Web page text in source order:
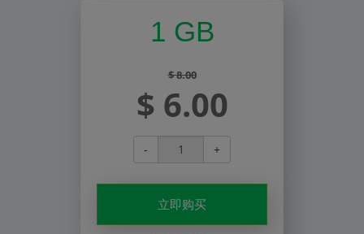
1 GB
$ 8.00
$ 6.00
- +
立即购买